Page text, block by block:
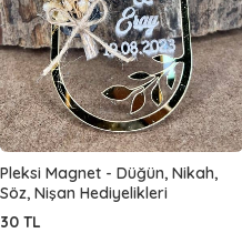
Pleksi Magnet - Düğün, Nikah,
Söz, Nişan Hediyelikleri
30 TL